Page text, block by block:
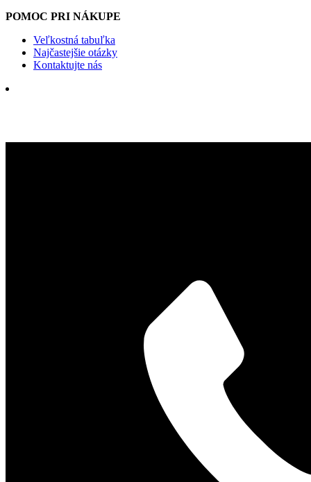
POMOC PRI NÁKUPE
Veľkostná tabuľka
Najčastejšie otázky
Kontaktujte nás